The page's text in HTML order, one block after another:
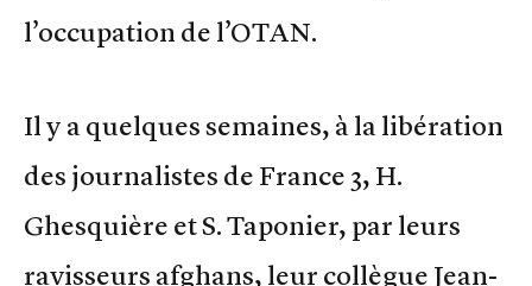
l’occupation de l’OTAN.
Il y a quelques semaines, à la libération
des journalistes de France 3, H.
Ghesquière et S. Taponier, par leurs
ravisseurs afghans, leur collègue Jean-